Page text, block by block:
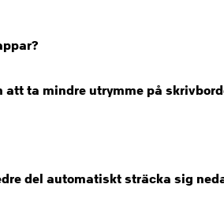
ta mindre utrymme på
del automatiskt sträcka sig